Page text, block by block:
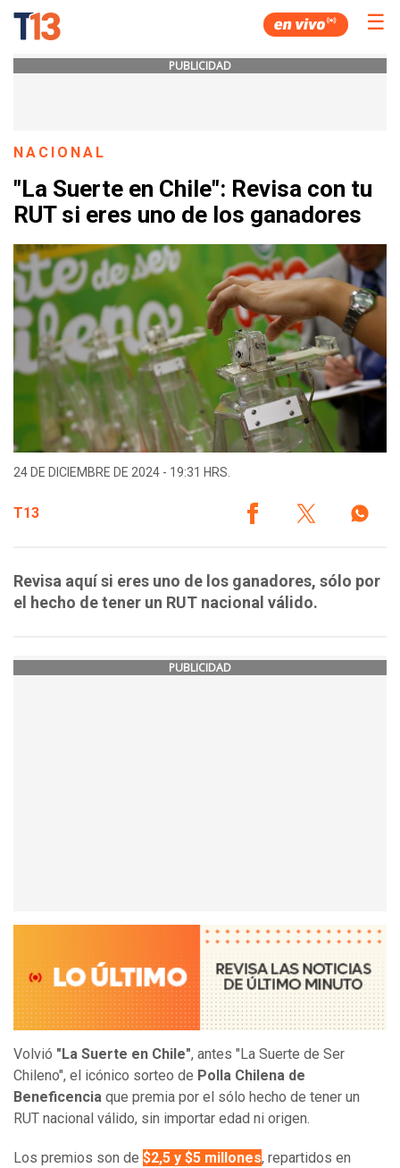
☰
PUBLICIDAD
NACIONAL
"La Suerte en Chile": Revisa con tu
RUT si eres uno de los ganadores
24 DE DICIEMBRE DE 2024 - 19:31 HRS.
T13
Revisa aquí si eres uno de los ganadores, sólo por
el hecho de tener un RUT nacional válido.
PUBLICIDAD
Volvió "La Suerte en Chile", antes "La Suerte de Ser
Chileno", el icónico sorteo de Polla Chilena de
Beneficencia que premia por el sólo hecho de tener un
RUT nacional válido, sin importar edad ni origen.
Los premios son de $2,5 y $5 millones, repartidos en